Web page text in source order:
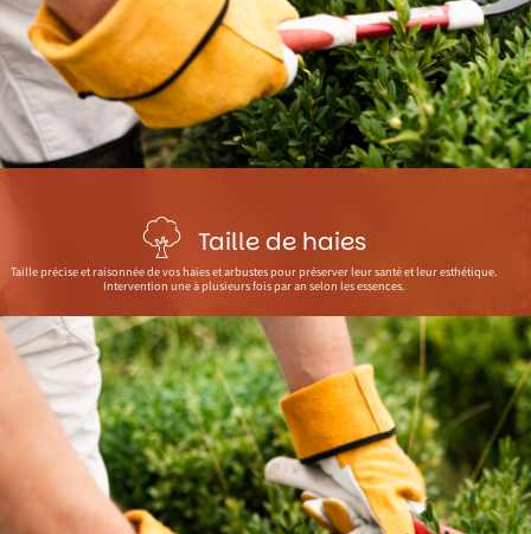
Taille de haies
Taille précise et raisonnée de vos haies et arbustes pour préserver leur santé et leur esthétique.
Intervention une à plusieurs fois par an selon les essences.